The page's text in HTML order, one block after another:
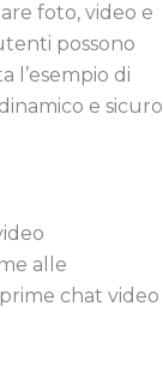
foto, video e
possono
l’esempio di
e sicuro
alle
chat video